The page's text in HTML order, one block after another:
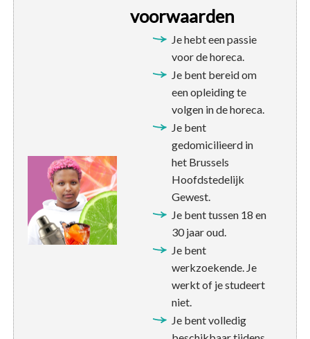
voorwaarden
Je hebt een passie
voor de horeca.
Je bent bereid om
een opleiding te
volgen in de horeca.
Je bent
gedomicilieerd in
het Brussels
Hoofdstedelijk
Gewest.
Je bent tussen 18 en
30 jaar oud.
Je bent
werkzoekende. Je
werkt of je studeert
niet.
Je bent volledig